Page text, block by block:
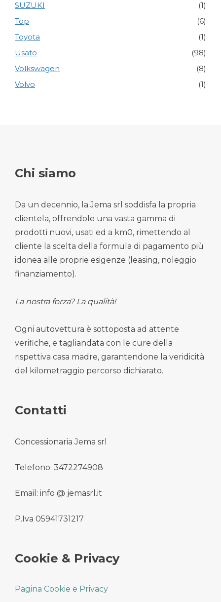
SUZUKI
(1)
Top
(6)
Toyota
(1)
Usato
(98)
Volkswagen
(8)
Volvo
(1)
Chi siamo
Da un decennio, la Jema srl soddisfa la propria
clientela, offrendole una vasta gamma di
prodotti nuovi, usati ed a km0, rimettendo al
cliente la scelta della formula di pagamento più
idonea alle proprie esigenze (leasing, noleggio
finanziamento).
La nostra forza? La qualità!
Ogni autovettura è sottoposta ad attente
verifiche, e tagliandata con le cure della
rispettiva casa madre, garantendone la veridicità
del kilometraggio percorso dichiarato.
Contatti
Concessionaria Jema srl
Telefono: 3472274908
Email: info @ jemasrl.it
P.Iva 05941731217
Cookie & Privacy
Pagina Cookie e Privacy